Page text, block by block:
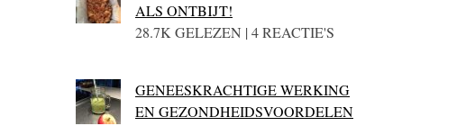
ALS ONTBIJT!
28.7K GELEZEN | 4 REACTIE'S
GENEESKRACHTIGE WERKING
EN GEZONDHEIDSVOORDELEN